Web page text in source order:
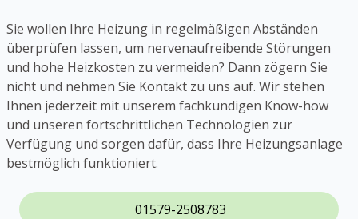
Sie wollen Ihre Heizung in regelmäßigen Abständen
überprüfen lassen, um nervenaufreibende Störungen
und hohe Heizkosten zu vermeiden? Dann zögern Sie
nicht und nehmen Sie Kontakt zu uns auf. Wir stehen
Ihnen jederzeit mit unserem fachkundigen Know-how
und unseren fortschrittlichen Technologien zur
Verfügung und sorgen dafür, dass Ihre Heizungsanlage
bestmöglich funktioniert.
01579-2508783